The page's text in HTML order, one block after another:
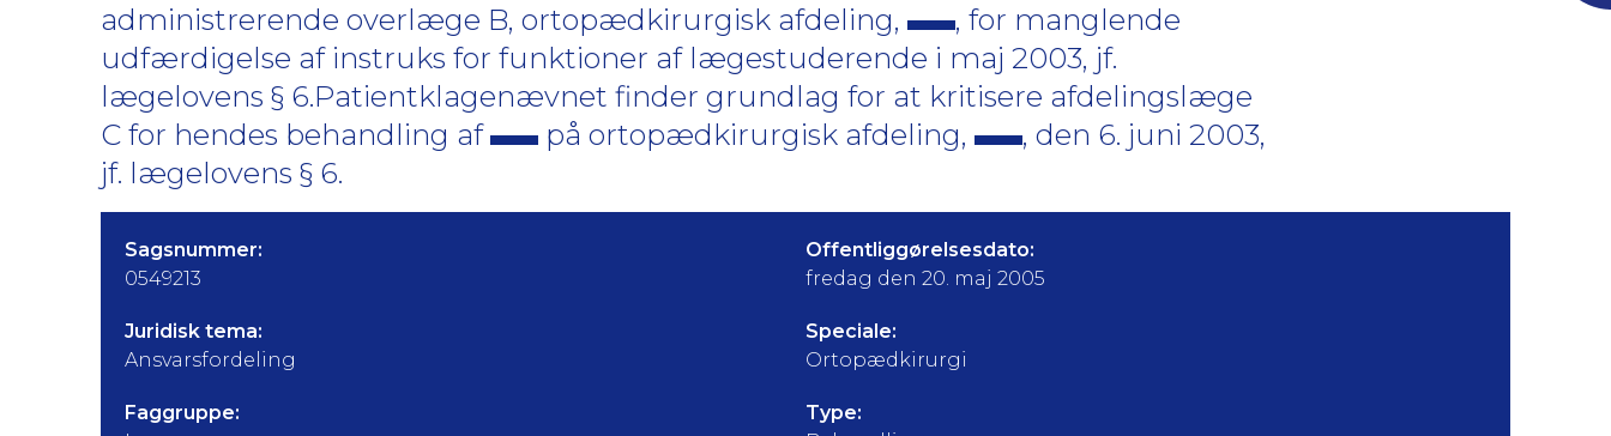
administrerende overlæge B, ortopædkirurgisk afdeling,
, for manglende
udfærdigelse af instruks for funktioner af lægestuderende i maj 2003, jf.
lægelovens § 6.Patientklagenævnet finder grundlag for at kritisere afdelingslæge
C for hendes behandling af
på ortopædkirurgisk afdeling,
, den 6. juni 2003,
jf. lægelovens § 6.
Sagsnummer:
0549213
Offentliggørelsesdato:
fredag den 20. maj 2005
Juridisk tema:
Ansvarsfordeling
Speciale:
Ortopædkirurgi
Faggruppe:
Type: